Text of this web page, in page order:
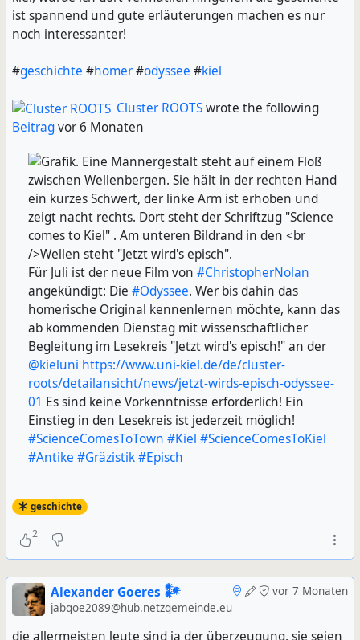
ist spannend und gute erläuterungen machen es nur
noch interessanter!
#geschichte #homer#odyssee #kiel
Cluster ROOTSwrote the following
Beitragvor 6 Monaten
Für Juli ist der neue Film von #ChristopherNolan
angekündigt: Die #Odyssee. Wer bis dahin das
homerische Original kennenlernen möchte, kann das
ab kommenden Dienstag mit wissenschaftlicher
Begleitung im Lesekreis "Jetzt wird's episch!" an der
@kieluni https://www.uni-kiel.de/de/cluster-
roots/detailansicht/news/jetzt-wirds-episch-odyssee-
01 Es sind keine Vorkenntnisse erforderlich! Ein
Einstieg in den Lesekreis ist jederzeit möglich!
#ScienceComesToTown #Kiel #ScienceComesToKiel
#Antike #Gräzistik#Episch
geschichte
2
vor 7 Monaten
Alexander Goeres 𒀯
jabgoe2089@hub.netzgemeinde.eu
die allermeisten leute sind ja der überzeugung, sie seien